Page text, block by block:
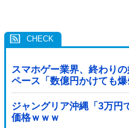
スマホゲー業界、終わり
ペース「数億円かけても爆ﾀ
ジャングリア沖縄「3万
価格ｗｗｗ